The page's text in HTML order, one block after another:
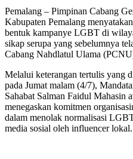
Pemalang – Pimpinan Cabang
Kabupaten Pemalang
bentuk kampanye LGBT di
sikap serupa yang sebelumnya
Cabang Nahdlatul Ulama
Melalui keterangan tertulis yang
pada Jumat malam (4/7),
Sahabat Salman Faidul Mahasin
menegaskan komitmen
dalam menolak normalisasi
media sosial oleh influencer lokal.